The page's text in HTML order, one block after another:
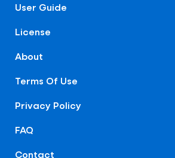
User Guide
License
About
Terms Of Use
Privacy Policy
FAQ
Contact